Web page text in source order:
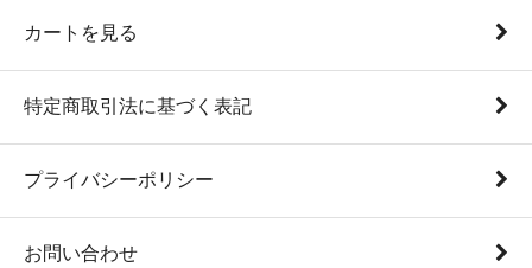
カートを見る
特定商取引法に基づく表記
プライバシーポリシー
お問い合わせ